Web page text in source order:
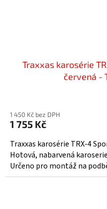
Traxxas karosérie
červená -
1 450 Kč bez DPH
1 755 Kč
Traxxas karosérie TRX-4
Hotová, nabarvená
Určeno pro montáž na